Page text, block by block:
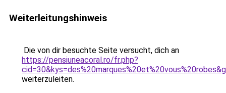
Weiterleitungshinweis
Die von dir besuchte Seite versucht, dich an
https://pensiuneacoral.ro/fr.php?
weiterzuleiten.